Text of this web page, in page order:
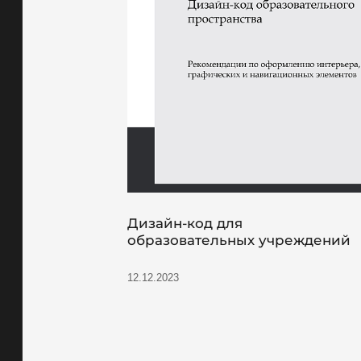
Дизайн-код для
образовательных учреждений
12.12.2023